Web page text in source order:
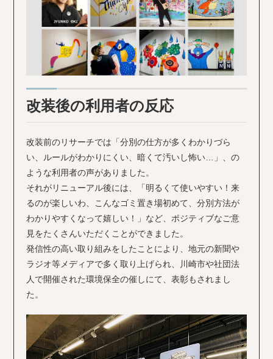
改装後の利用者の反応
改装前のリサーチでは「分別の仕方が多くわかりづら
い、ルールがわかりにくい、暗くて汚いし怖い…」、の
ような利用者の声がありました。
それがリニューアル後には、「明るくて使いやすい！来
るのが楽しいわ、こんなゴミ置き場初めて、分別方法が
わかりやすくなって嬉しい！」など、ポジティブなご意
見をたくさんいただくことができました。
発信性の高い取り組みをしたことにより、地元の新聞や
ラジオ等メディアで多く取り上げられ、川崎市や社団法
人で開催された環境保全の催しにて、表彰もされまし
た。